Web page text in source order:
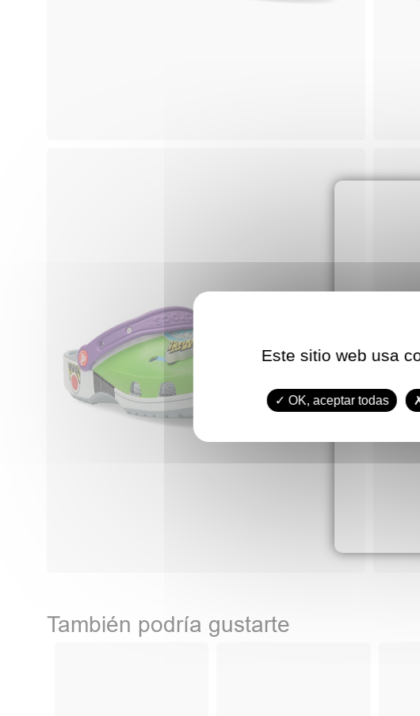
También podría gustarte
Este sitio web usa
OK, aceptar todas